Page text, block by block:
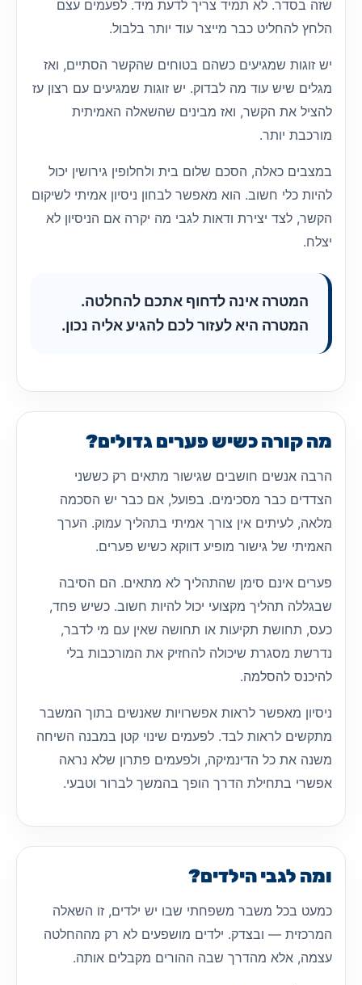
שזה בסדר. לא תמיד צריך לדעת מיד. לפעמים עצם
הלחץ להחליט כבר מייצר עוד יותר בלבול.
יש זוגות שמגיעים כשהם בטוחים שהקשר הסתיים, ואז
מגלים שיש עוד מה לבדוק. יש זוגות שמגיעים עם רצון עז
להציל את הקשר, ואז מבינים שהשאלה האמיתית
מורכבת יותר.
במצבים כאלה, הסכם שלום בית ולחלופין גירושין יכול
להיות כלי חשוב. הוא מאפשר לבחון ניסיון אמיתי לשיקום
הקשר, לצד יצירת ודאות לגבי מה יקרה אם הניסיון לא
יצלח.
המטרה אינה לדחוף אתכם להחלטה.
המטרה היא לעזור לכם להגיע אליה נכון.
מה קורה כשיש פערים גדולים?
הרבה אנשים חושבים שגישור מתאים רק כששני
הצדדים כבר מסכימים. בפועל, אם כבר יש הסכמה
מלאה, לעיתים אין צורך אמיתי בתהליך עמוק. הערך
האמיתי של גישור מופיע דווקא כשיש פערים.
פערים אינם סימן שהתהליך לא מתאים. הם הסיבה
שבגללה תהליך מקצועי יכול להיות חשוב. כשיש פחד,
כעס, תחושת תקיעות או תחושה שאין עם מי לדבר,
נדרשת מסגרת שיכולה להחזיק את המורכבות בלי
להיכנס להסלמה.
ניסיון מאפשר לראות אפשרויות שאנשים בתוך המשבר
מתקשים לראות לבד. לפעמים שינוי קטן במבנה השיחה
משנה את כל הדינמיקה, ולפעמים פתרון שלא נראה
אפשרי בתחילת הדרך הופך בהמשך לברור וטבעי.
ומה לגבי הילדים?
כמעט בכל משבר משפחתי שבו יש ילדים, זו השאלה
המרכזית — ובצדק. ילדים מושפעים לא רק מההחלטה
עצמה, אלא מהדרך שבה ההורים מקבלים אותה.